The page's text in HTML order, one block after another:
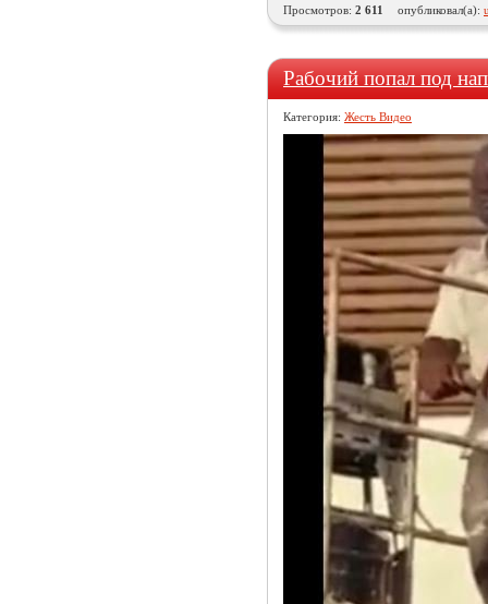
Просмотров: 2 611 опубликовал(а):
Рабочий попал под
Категория: Жесть Видео